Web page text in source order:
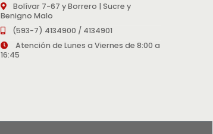
Bolívar 7-67 y Borrero | Sucre y
Benigno Malo
(593-7) 4134900 / 4134901
Atención de Lunes a Viernes de 8:00 a
16:45